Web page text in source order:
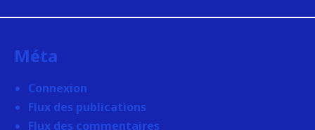
Méta
Connexion
Flux des publications
Flux des commentaires